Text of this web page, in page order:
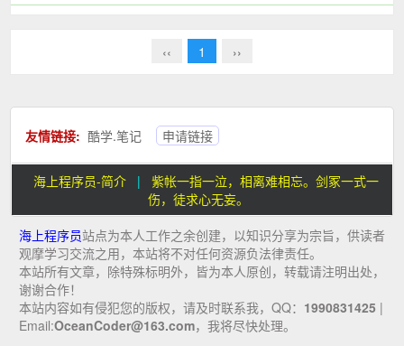
玩游戏。 ...
‹‹ 1 ››
友情链接: 酷学.笔记 申请链接
海上程序员-简介 |
紫帐一指一泣，相离难相忘。剑冢一式一
伤，徒求心无妄。
海上程序员站点为本人工作之余创建，以知识分享为宗旨，供读者
观摩学习交流之用，本站将不对任何资源负法律责任。
本站所有文章，除特殊标明外，皆为本人原创，转载请注明出处，
谢谢合作！
本站内容如有侵犯您的版权，请及时联系我，QQ： 1990831425 |
Email:OceanCoder@163.com，我将尽快处理。